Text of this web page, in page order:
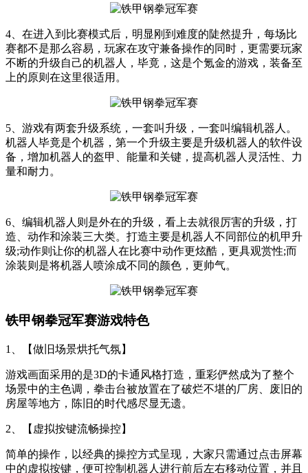
4、在进入到比赛模式后，明显刚到难度的陡然提升，每场比
赛都不是那么容易，玩家在攻守兼备操作的同时，更需要玩家
不断的升级自己的机器人，毕竟，这是个氪金的游戏，装备至
上的原则在这里很适用。
5、游戏有两套升级系统，一套叫升级，一套叫编辑机器人。
机器人毕竟是个机器，第一个升级主要是升级机器人的软件设
备，增加机器人的盔甲、能量和关键，提高机器人灵活性、力
量和耐力。
6、编辑机器人则是外在的升级，看上去就很厉害的升级，打
造、动作和涂装三大类。打造主要是机器人不同部位的机甲升
级;动作则让你的机器人在比赛中动作更炫酷，更具观赏性;而
涂装则是将机器人喷涂成不同的颜色，更帅气。
铁甲钢拳冠军赛游戏特色
1、【做旧场景烘托气氛】
游戏画面采用的是3D的卡通风格打造，重彩俨然成为了整个
场景中的主色调，拳击台被放置在了破烂不堪的厂房、废旧的
房屋等地方，陈旧的时代感尽显无遗。
2、【虚拟按键流畅操控】
简单的操作，以经典的操控方式呈现，大家只需通过点击屏幕
中的虚拟按键，便可控制机器人进行前后左右移动位置，并且